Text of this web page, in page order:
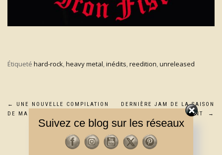
Étiqueté hard-rock,heavy metal,inédits,reedition,unreleased
Navigation
←
UNE NOUVELLE COMPILATION
DE MARIANNE FAITHFULL
DERNIÈRE JAM DE LA SAISON
AU G.RESTAURANT
→
Suivez ce blog sur les réseaux